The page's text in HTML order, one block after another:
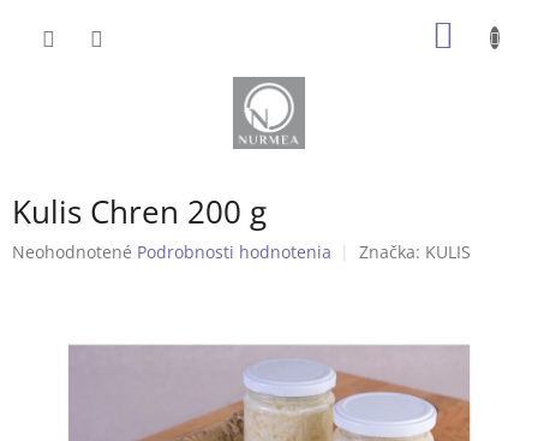
Kulis Chren 200 g
Priemerné
Neohodnotené Podrobnosti hodnotenia Značka: KULIS